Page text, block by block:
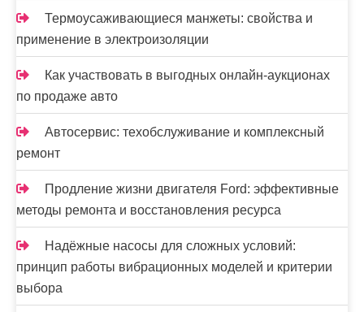
Термоусаживающиеся манжеты: свойства и
применение в электроизоляции
Как участвовать в выгодных онлайн-аукционах
по продаже авто
Автосервис: техобслуживание и комплексный
ремонт
Продление жизни двигателя Ford: эффективные
методы ремонта и восстановления ресурса
Надёжные насосы для сложных условий:
принцип работы вибрационных моделей и критерии
выбора